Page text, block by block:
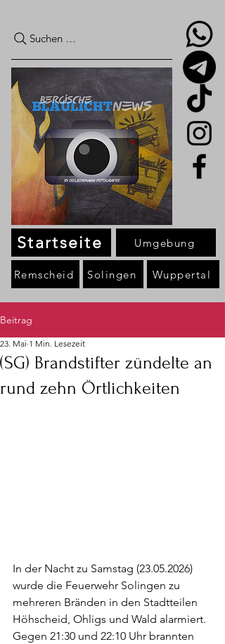
Suchen …
Startseite
Remscheid Solingen Wuppertal
Umgebung
Beitrag
(SG) Brandstifter zündelte an
rund zehn Örtlichkeiten
23. Mai 1 Min. Lesezeit
In der Nacht zu Samstag (23.05.2026)
wurde die Feuerwehr Solingen zu
mehreren Bränden in den Stadtteilen
Höhscheid, Ohligs und Wald alarmiert.
Gegen 21:30 und 22:10 Uhr brannten